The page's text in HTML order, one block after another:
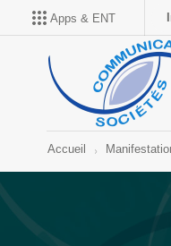
Apps & ENT
Accueil